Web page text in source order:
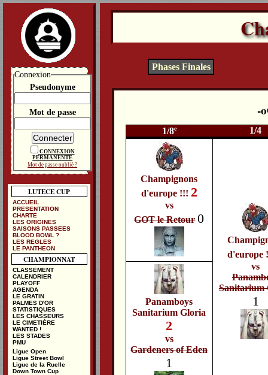
Phases Finales
1/8e 1/4
Champignons
d'europe !!! 2
vs
GOT le Retour 0
d'europe
vs
Sanitarium
1
Panamboys
Sanitarium Gloria
2
vs
Gardeners of Eden
1
Connexion
Pseudonyme
Mot de passe
CONNEXION
PERMANENTE
Mot de passe oublié ?
LUTECE CUP
ACCUEIL
PRESENTATION
CHARTE
LES ORIGINES
SAISONS PASSEES
BLOOD BOWL ?
LES REGLES
LE PANTHEON
CHAMPIONNAT
CLASSEMENT
CALENDRIER
PLAYOFF
AGENDA
LE GRATIN
PALMES D'OR
STATISTIQUES
LES CHASSEURS
LE CIMETIÈRE
WANTED !
LES STADES
PMU
Ligue Open
Ligue Street Bowl
Ligue de la Ruelle
Down Town Cup